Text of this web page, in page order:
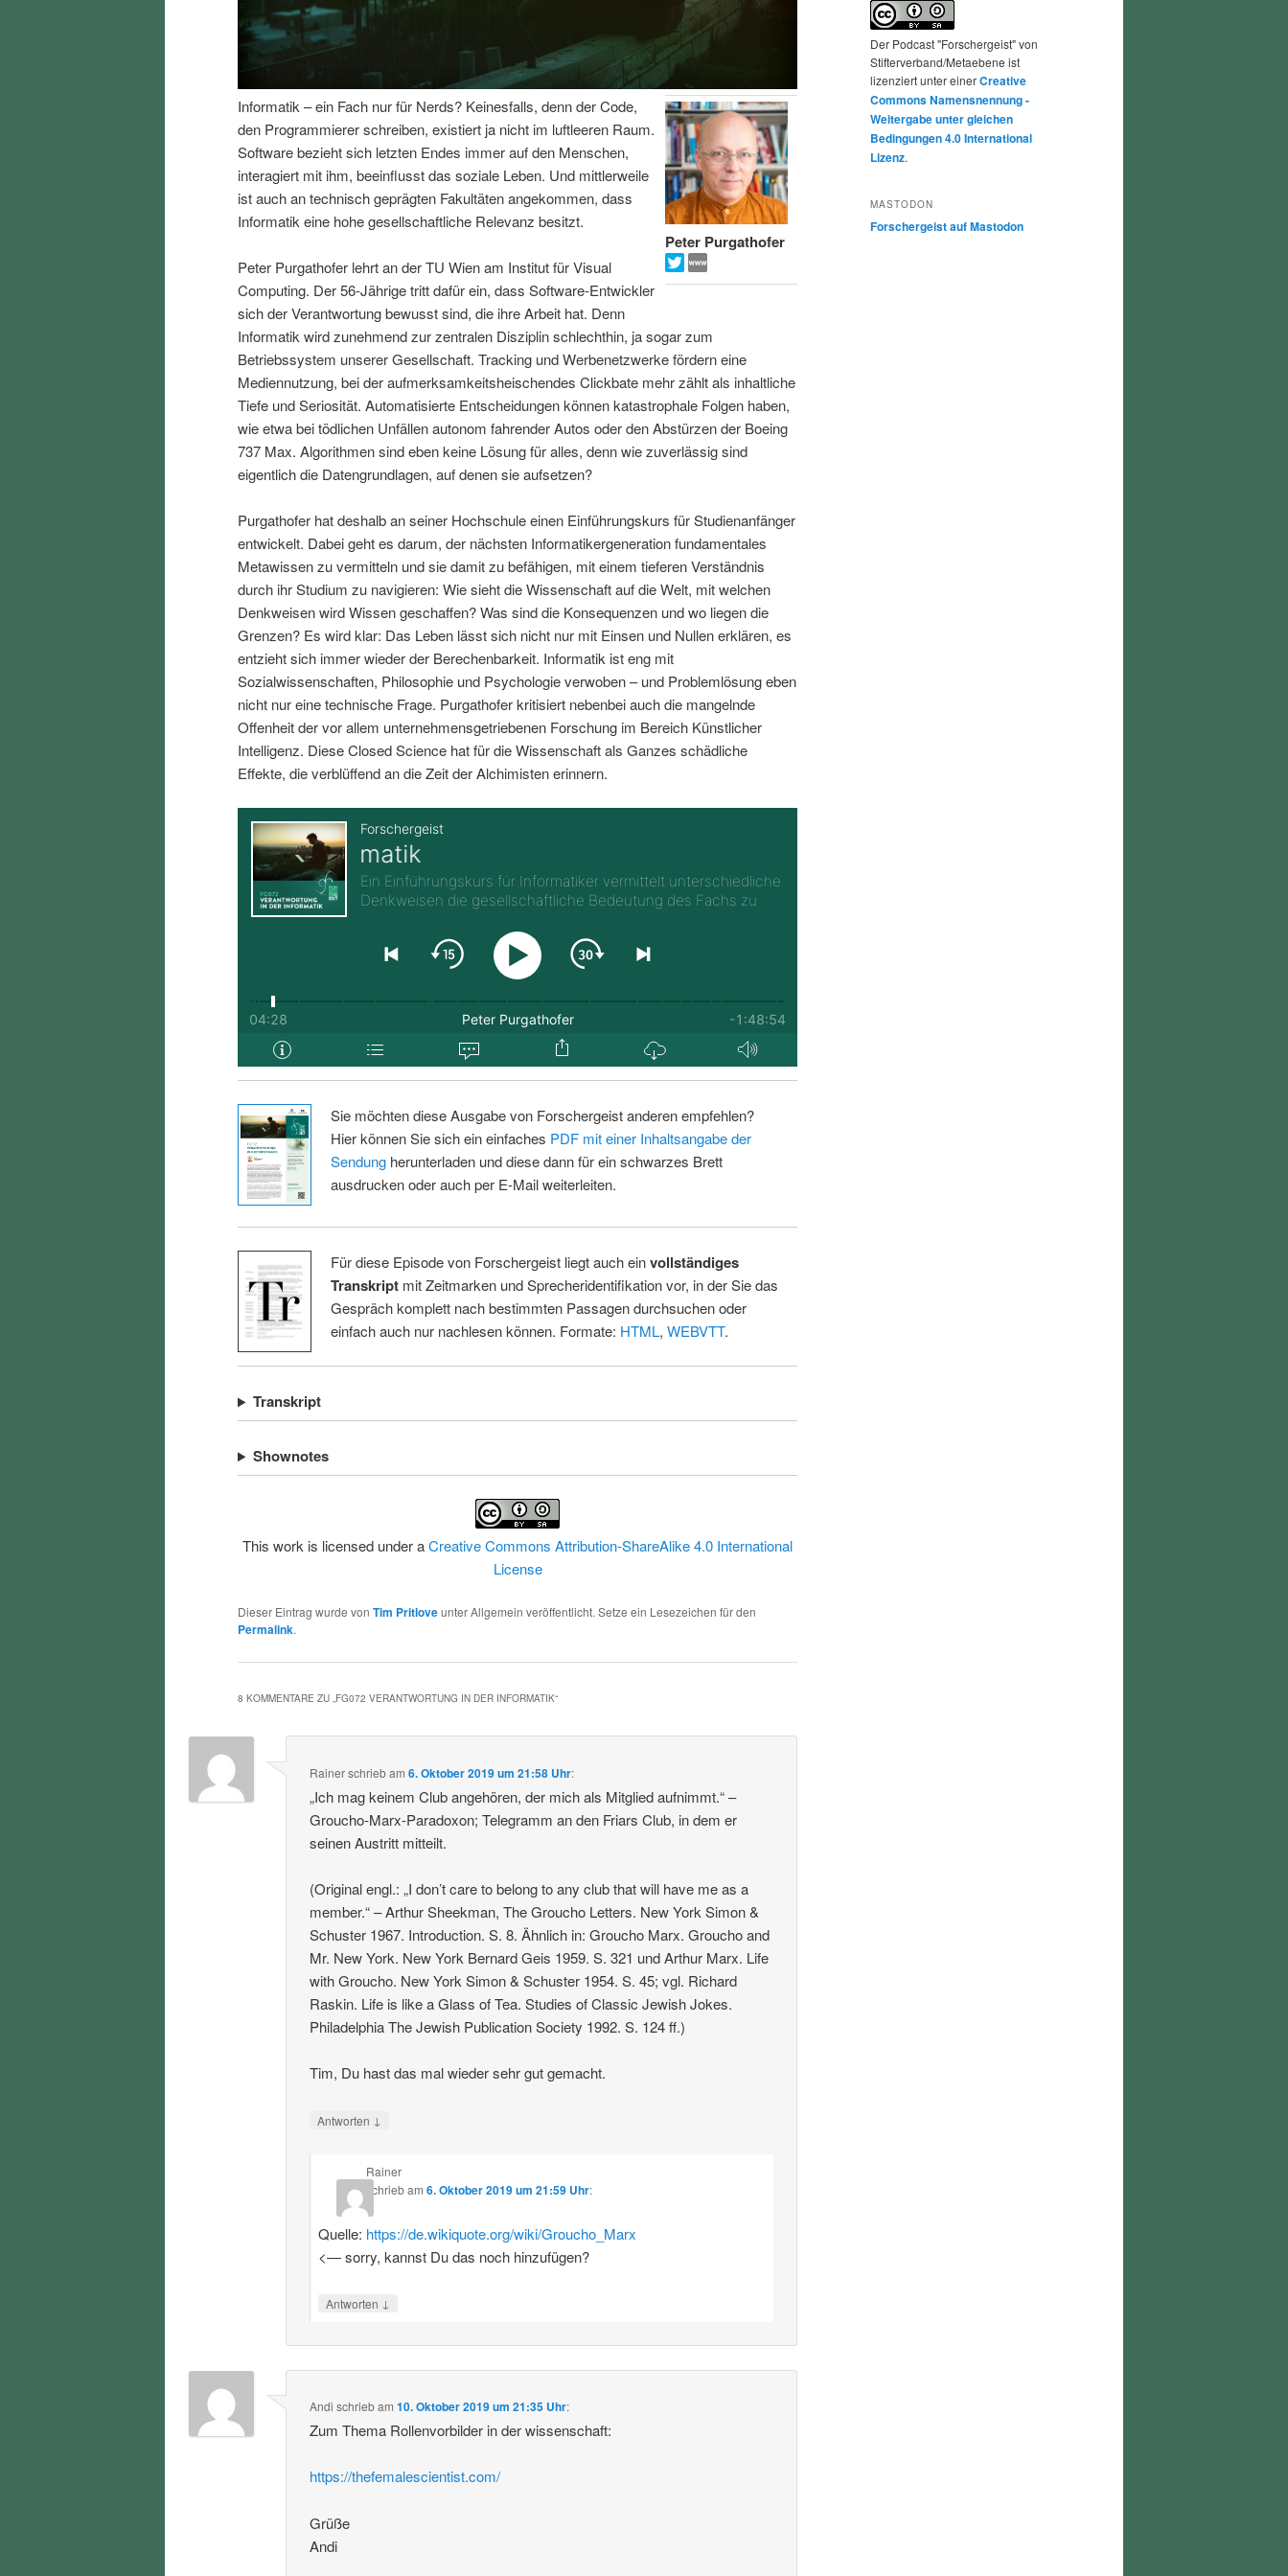
I
t
s
p
r
i
g
e
n
e
a
l
t
s
p
i
n
g
e
n
Peter Purgathofer
Informatik – ein Fach nur für Nerds? Keinesfalls, denn der Code,
den Programmierer schreiben, existiert ja nicht im luftleeren Raum.
Software bezieht sich letzten Endes immer auf den Menschen,
interagiert mit ihm, beeinflusst das soziale Leben. Und mittlerweile
ist auch an technisch geprägten Fakultäten angekommen, dass
Informatik eine hohe gesellschaftliche Relevanz besitzt.
Peter Purgathofer lehrt an der TU Wien am Institut für Visual
Computing. Der 56-Jährige tritt dafür ein, dass Software-Entwickler
sich der Verantwortung bewusst sind, die ihre Arbeit hat. Denn
Informatik wird zunehmend zur zentralen Disziplin schlechthin, ja sogar zum
Betriebssystem unserer Gesellschaft. Tracking und Werbenetzwerke fördern eine
Mediennutzung, bei der aufmerksamkeitsheischendes Clickbate mehr zählt als inhaltliche
Tiefe und Seriosität. Automatisierte Entscheidungen können katastrophale Folgen haben,
wie etwa bei tödlichen Unfällen autonom fahrender Autos oder den Abstürzen der Boeing
737 Max. Algorithmen sind eben keine Lösung für alles, denn wie zuverlässig sind
eigentlich die Datengrundlagen, auf denen sie aufsetzen?
Purgathofer hat deshalb an seiner Hochschule einen Einführungskurs für Studienanfänger
entwickelt. Dabei geht es darum, der nächsten Informatikergeneration fundamentales
Metawissen zu vermitteln und sie damit zu befähigen, mit einem tieferen Verständnis
durch ihr Studium zu navigieren: Wie sieht die Wissenschaft auf die Welt, mit welchen
Denkweisen wird Wissen geschaffen? Was sind die Konsequenzen und wo liegen die
Grenzen? Es wird klar: Das Leben lässt sich nicht nur mit Einsen und Nullen erklären, es
entzieht sich immer wieder der Berechenbarkeit. Informatik ist eng mit
Sozialwissenschaften, Philosophie und Psychologie verwoben – und Problemlösung eben
nicht nur eine technische Frage. Purgathofer kritisiert nebenbei auch die mangelnde
Offenheit der vor allem unternehmensgetriebenen Forschung im Bereich Künstlicher
Intelligenz. Diese Closed Science hat für die Wissenschaft als Ganzes schädliche
Effekte, die verblüffend an die Zeit der Alchimisten erinnern.
Sie möchten diese Ausgabe von Forschergeist anderen empfehlen?
Hier können Sie sich ein einfaches PDF mit einer Inhaltsangabe der
Sendungherunterladen und diese dann für ein schwarzes Brett
ausdrucken oder auch per E-Mail weiterleiten.
Für diese Episode von Forschergeist liegt auch einvollständiges
Transkriptmit Zeitmarken und Sprecheridentifikation vor, in der Sie das
Gespräch komplett nach bestimmten Passagen durchsuchen oder
einfach auch nur nachlesen können. Formate: HTML, WEBVTT.
Transkript
Shownotes
This work is licensed under aCreative Commons Attribution-ShareAlike 4.0 International
License
Dieser Eintrag wurde von Tim Pritloveunter Allgemein veröffentlicht. Setze ein Lesezeichen für den
Permalink.
8 KOMMENTARE ZU „FG072 VERANTWORTUNG IN DER INFORMATIK“
Rainerschriebam6. Oktober 2019 um 21:58 Uhr:
„Ich mag keinem Club angehören, der mich als Mitglied aufnimmt.“ –
Groucho-Marx-Paradoxon; Telegramm an den Friars Club, in dem er
seinen Austritt mitteilt.
(Original engl.: „I don’t care to belong to any club that will have me as a
member.“ – Arthur Sheekman, The Groucho Letters. New York Simon &
Schuster 1967. Introduction. S. 8. Ähnlich in: Groucho Marx. Groucho and
Mr. New York. New York Bernard Geis 1959. S. 321 und Arthur Marx. Life
with Groucho. New York Simon & Schuster 1954. S. 45; vgl. Richard
Raskin. Life is like a Glass of Tea. Studies of Classic Jewish Jokes.
Philadelphia The Jewish Publication Society 1992. S. 124 ff.)
Tim, Du hast das mal wieder sehr gut gemacht.
Antworten ↓
Rainer
schriebam 6. Oktober 2019 um 21:59 Uhr:
Quelle: https://de.wikiquote.org/wiki/Groucho_Marx
<— sorry, kannst Du das noch hinzufügen?
Antworten ↓
Andi schriebam10. Oktober 2019 um 21:35 Uhr:
Zum Thema Rollenvorbilder in der wissenschaft:
https://thefemalescientist.com/
Grüße
Andi
Der Podcast "Forschergeist" von
Stifterverband/Metaebene ist
lizenziert unter einerCreative
Commons Namensnennung -
Weitergabe unter gleichen
Bedingungen 4.0 International
Lizenz.
MASTODON
Forschergeist auf Mastodon